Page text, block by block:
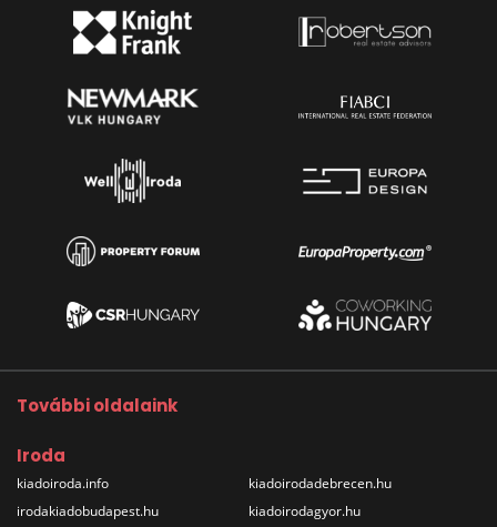
További oldalaink
Iroda
kiadoiroda.info
irodakiadobudapest.hu
kiadoirodadebrecen.hu
kiadoirodagyor.hu